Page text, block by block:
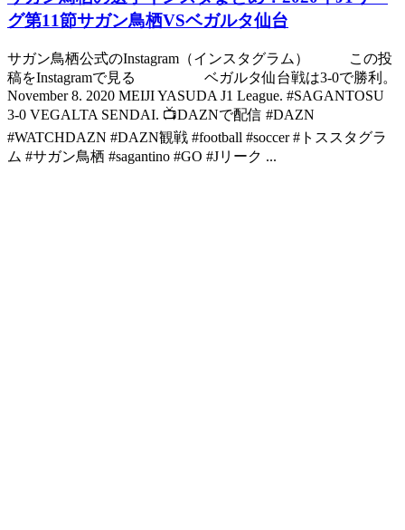
グ第11節サガン鳥栖VSベガルタ仙台
サガン鳥栖公式のInstagram（インスタグラム） この投
稿をInstagramで見る ベガルタ仙台戦は3-0で勝利。
November 8. 2020 MEIJI YASUDA J1 League. #SAGANTOSU
3-0 VEGALTA SENDAI. 📺DAZNで配信 #DAZN
#WATCHDAZN #DAZN観戦 #football #soccer #トススタグラ
ム #サガン鳥栖 #sagantino #GO #Jリーク ...